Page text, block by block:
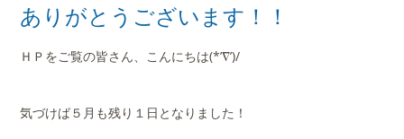
ありがとうございます！！
ＨＰをご覧の皆さん、こんにちは(*’∇’)/
気づけば５月も残り１日となりました！